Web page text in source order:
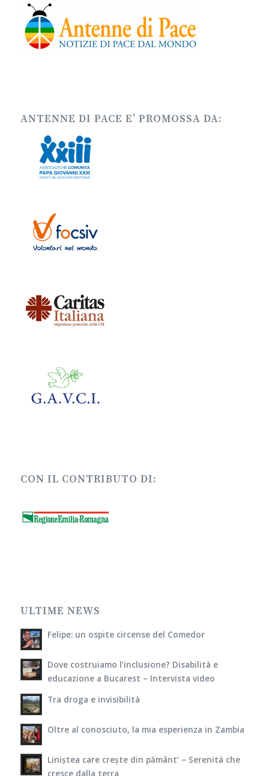
ANTENNE DI PACE E’ PROMOSSA DA:
CON IL CONTRIBUTO DI:
ULTIME NEWS
Felipe: un ospite circense del Comedor
Dove costruiamo l’inclusione? Disabilità e
educazione a Bucarest – Intervista video
Tra droga e invisibilità
Oltre al conosciuto, la mia esperienza in Zambia
Liniștea care crește din pământ’ – Serenità che
cresce dalla terra